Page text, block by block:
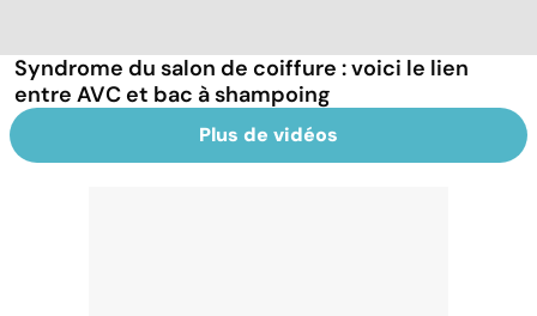
Syndrome du salon de coiffure : voici le lien
entre AVC et bac à shampoing
Plus de vidéos